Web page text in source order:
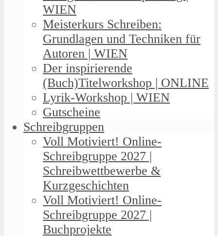
WIEN
Meisterkurs Schreiben:
Grundlagen und Techniken für
Autoren | WIEN
Der inspirierende
(Buch)Titelworkshop | ONLINE
Lyrik-Workshop | WIEN
Gutscheine
Schreibgruppen
Voll Motiviert! Online-
Schreibgruppe 2027 |
Schreibwettbewerbe &
Kurzgeschichten
Voll Motiviert! Online-
Schreibgruppe 2027 |
Buchprojekte